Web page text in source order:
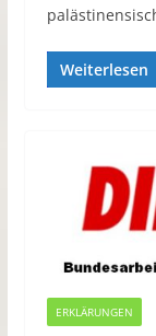
Weiterlesen
ERKLÄRUNGEN